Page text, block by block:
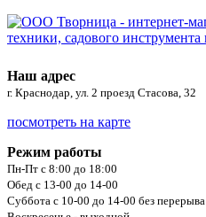
Наш адрес
г. Краснодар, ул. 2 проезд Стасова, 32
посмотреть на карте
Режим работы
Пн-Пт с 8:00 до 18:00
Обед с 13-00 до 14-00
Суббота с 10-00 до 14-00 без перерыва